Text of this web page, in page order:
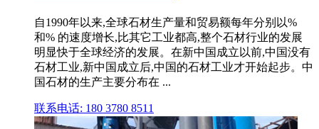
自1990年以来,全球石材生产量和贸易额每年分别以%
和% 的速度增长,比其它工业都高,整个石材行业的发展
明显快于全球经济的发展。在新中国成立以前,中国没有
石材工业,新中国成立后,中国的石材工业才开始起步。中
国石材的生产主要分布在 ...
联系电话: 180 3780 8511